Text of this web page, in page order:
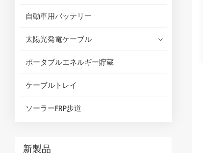
自動車用バッテリー
太陽光発電ケーブル
ポータブルエネルギー貯蔵
ケーブルトレイ
ソーラーFRP歩道
新製品